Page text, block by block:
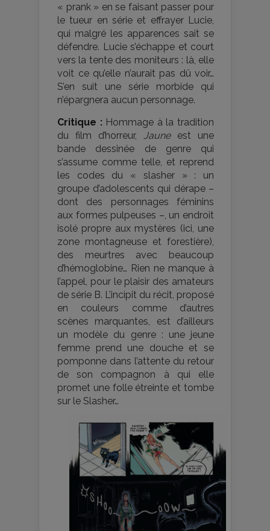
« prank » en se faisant passer pour
le tueur en série et effrayer Lucie,
qui malgré les apparences sait se
défendre. Lucie s’échappe et court
vers la tente des moniteurs : là, elle
voit ce qu’elle n’aurait pas dû voir…
S’en suit une série morbide qui
n’épargnera aucun personnage.
Critique : Hommage à la tradition
du film d’horreur,
Jauneest une
bande dessinée de genre qui
s’assume comme telle, et reprend
les codes du « slasher » : un
groupe d’adolescents qui dérape –
dont des personnages féminins
aux formes pulpeuses –, un endroit
isolé propre aux mystères (ici, une
zone montagneuse et forestière),
des meurtres avec beaucoup
d’hémoglobine… Rien ne manque à
l’appel, pour le plaisir des amateurs
de série B. L’incipit du récit, proposé
en couleurs comme d’autres
scènes marquantes, est d’ailleurs
un modèle du genre : une jeune
femme prend une douche et se
pomponne dans l’attente du retour
de son compagnon à qui elle
promet une folle étreinte et tombe
sur le Slasher…